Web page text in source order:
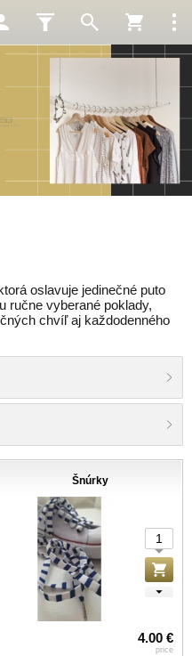
oslavuje jedinečné puto
ručne vyberané poklady,
chvíľ aj každodenného
Šnúrky
4.00 €
price